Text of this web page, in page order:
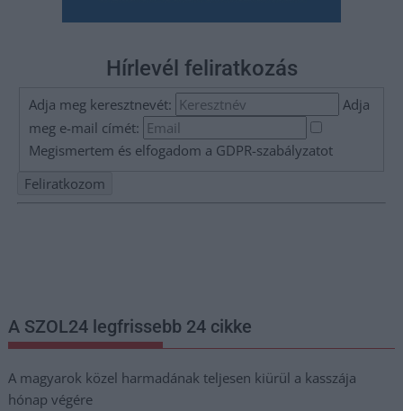
Hírlevél feliratkozás
Adja meg keresztnevét:
Adja
meg e-mail címét:
Megismertem és elfogadom a GDPR-szabályzatot
A SZOL24 legfrissebb 24 cikke
A magyarok közel harmadának teljesen kiürül a kasszája
hónap végére